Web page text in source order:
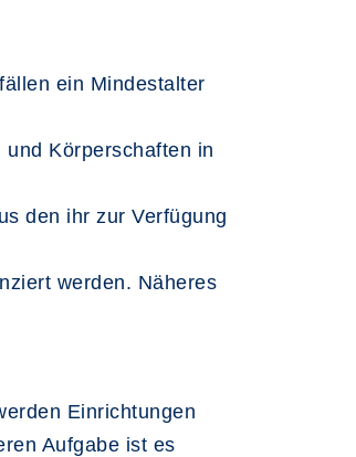
ein Mindestalter
Körperschaften in
den ihr zur Verfügung
werden. Näheres
Einrichtungen
Aufgabe ist es